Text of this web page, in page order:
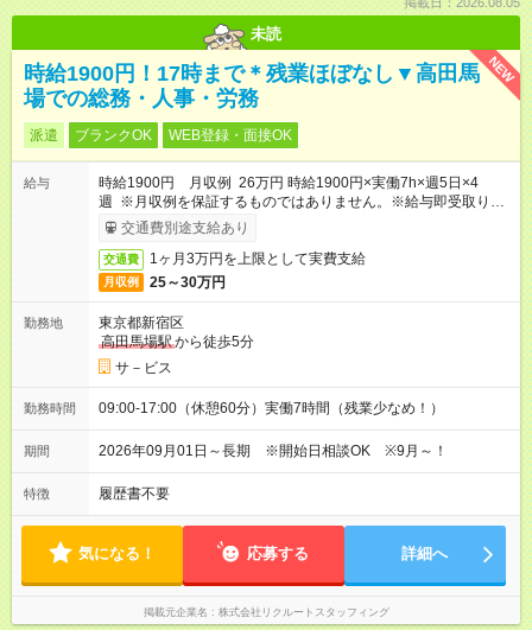
未読
NEW
時給1900円！17時まで＊残業ほぼなし▼高田馬
場での総務・人事・労務
派遣 ブランクOK WEB登録・面接OK
給与
時給1900円 月収例 26万円 時給1900円×実働7h×週5日×4
週 ※月収例を保証するものではありません。※給与即受取りサ
ービス利用可（利用条件有）
交通費別途支給あり
交通費 1ヶ月3万円を上限として実費支給
月収例 25～30万円
勤務地
東京都新宿区
高田馬場駅から徒歩5分
サ－ビス
勤務時間 09:00-17:00（休憩60分）実働7時間（残業少なめ！）
期間 2026年09月01日～長期 ※開始日相談OK ※9月～！
特徴 履歴書不要
気になる！ 応募する 詳細へ
掲載元企業名 株式会社リクルートスタッフィング